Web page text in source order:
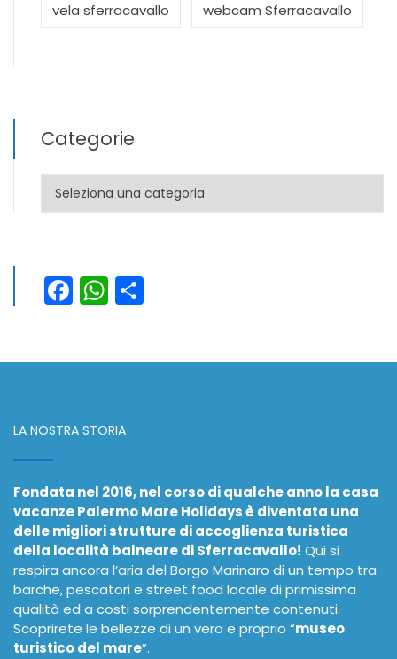
vela sferracavallo webcam Sferracavallo
Categorie
Categorie
Facebook
WhatsApp
LA NOSTRA STORIA
Fondata nel 2016, nel corso di qualche anno la casa
vacanze Palermo Mare Holidays è diventata una
delle migliori strutture di accoglienza turistica
della località balneare di Sferracavallo! Qui si
respira ancora l’aria del Borgo Marinaro di un tempo tra
barche, pescatori e street food locale di primissima
qualità ed a costi sorprendentemente contenuti.
Scoprirete le bellezze di un vero e proprio “museo
turistico del mare”.